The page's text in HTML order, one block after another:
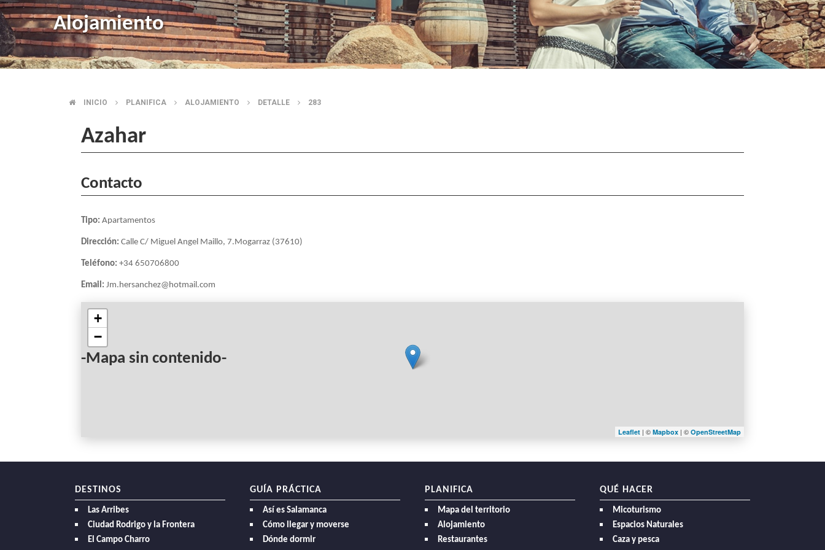
Alojamiento
SOBRESCRIBIR
ENLACES
DE
A
LA
NAVEGACIÓN
INICIO PLANIFICA ALOJAMIENTO DETALLE 283
Azahar
Contacto
Tipo: Apartamentos
Dirección: Calle C/ Miguel Angel Maillo, 7.Mogarraz (37610)
Teléfono: +34 650706800
Email: Jm.hersanchez@hotmail.com
-Mapa sin contenido-
+
−
Leaflet | © Mapbox | © OpenStreetMap
DESTINOS
Las Arribes
Ciudad Rodrigo y la Frontera
El Campo Charro
GUÍA PRÁCTICA
Así es Salamanca
Cómo llegar y moverse
Dónde dormir
PLANIFICA
Mapa del territorio
Alojamiento
Restaurantes
QUÉ HACER
Micoturismo
Espacios Naturales
Caza y pesca